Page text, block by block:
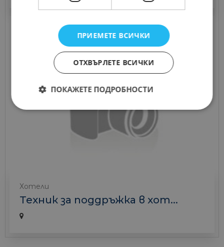
Хотели
Техник за поддръжка в хот...
ПРИЕМЕТЕ ВСИЧКИ
ОТХВЪРЛЕТЕ ВСИЧКИ
ПОКАЖЕТЕ ПОДРОБНОСТИ